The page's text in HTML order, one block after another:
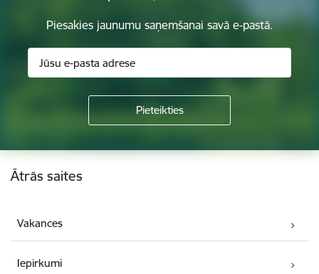
Piesakies jaunumu saņemšanai savā e-pastā.
Kājene
Ātrās saites
Vakances
Iepirkumi